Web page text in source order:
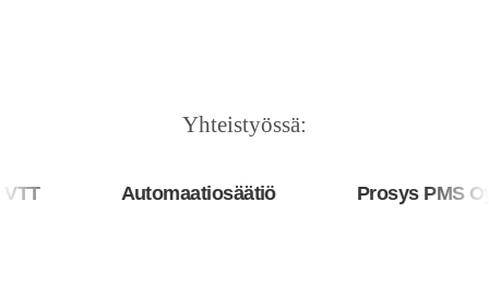
Yhteistyössä:
Automaatiosäätiö Prosys PMS Oy